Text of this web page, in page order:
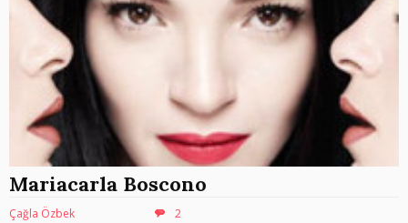
Mariacarla Boscono
Çağla Özbek 2